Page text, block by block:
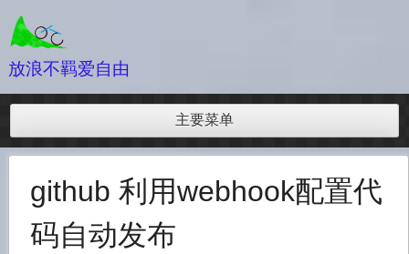
至
内放浪不羁爱自由
主要菜单
github 利用webhook配置代
码自动发布